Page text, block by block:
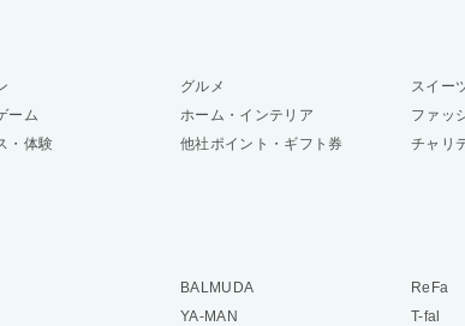
グルメ
スイー
ーム ホーム・インテリア
ファッ
・体験 他社ポイント・ギフト券 チャリ
BALMUDA
ReFa
YA-MAN
T-fal